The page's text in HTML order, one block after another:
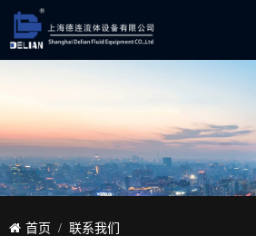
首页 联系我们